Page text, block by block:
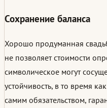
Сохранение баланса
Хорошо продуманная
не позволяет стоимости
символическое могут
устойчивость, в то время
самим обязательством,